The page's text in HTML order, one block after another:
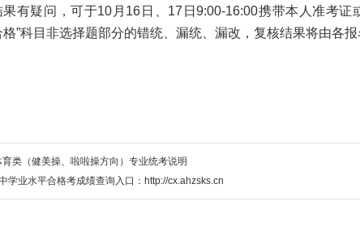
疑问，可于10月16日、17日9:00-16:00携带本人准考证
”科目非选择题部分的错统、漏统、漏改，复核结果将由各报
类（健美操、啦啦操方向）专业统考说明
学业水平合格考成绩查询入口：http://cx.ahzsks.cn